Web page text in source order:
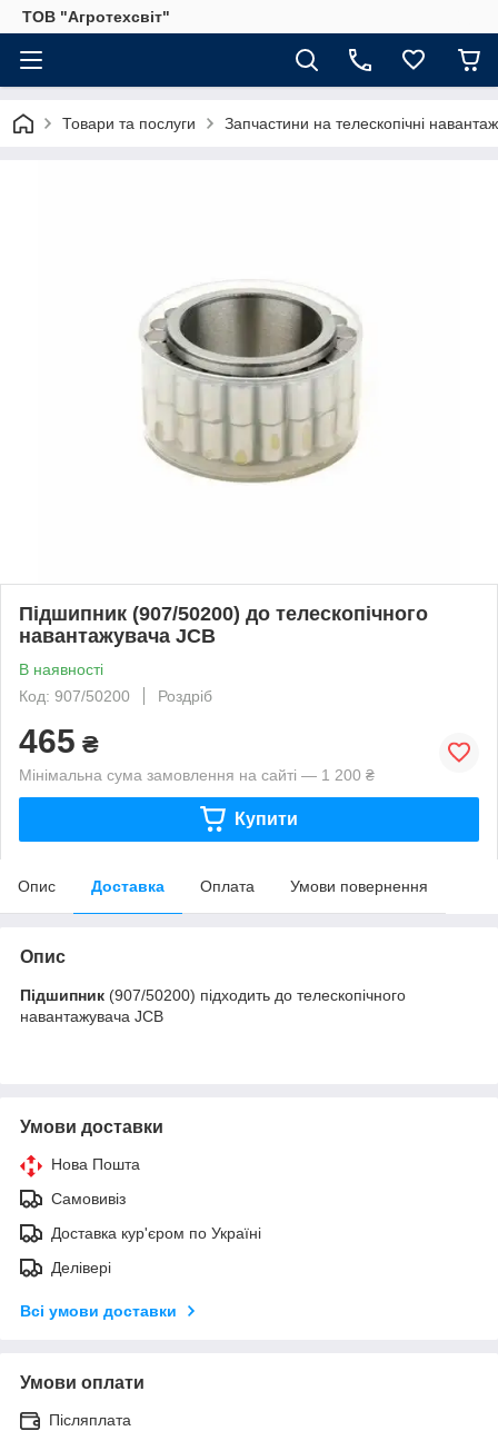
ТОВ "Агротехсвіт"
Товари та послуги Запчастини на телескопічні
Підшипник (907/50200) до телескопічного
навантажувача JCB
В наявності
Код: 907/50200
Роздріб
465 ₴
Мінімальна сума замовлення на сайті — 1 200 ₴
Купити
Опис Доставка Оплата Умови повернення
Опис
Підшипник (907/50200) підходить до телескопічного
навантажувача JCB
Умови доставки
Нова Пошта
Самовивіз
Доставка кур'єром по Україні
Делівері
Всі умови доставки
Умови оплати
Післяплата